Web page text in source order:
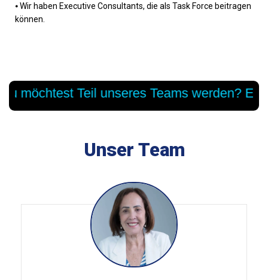
⦁ Wir haben Executive Consultants, die als Task Force beitragen
können.
Teil unseres Teams werden?
Unser Team